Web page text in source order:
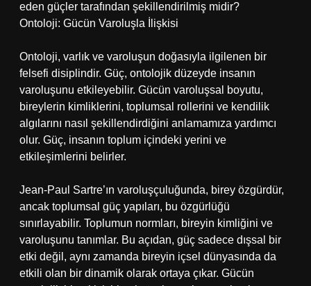
eden güçler tarafından şekillendirilmiş midir?
Ontoloji: Gücün Varoluşla İlişkisi
Ontoloji, varlık ve varoluşun doğasıyla ilgilenen bir
felsefi disiplindir. Güç, ontolojik düzeyde insanın
varoluşunu etkileyebilir. Gücün varoluşsal boyutu,
bireylerin kimliklerini, toplumsal rollerini ve kendilik
algılarını nasıl şekillendirdiğini anlamamıza yardımcı
olur. Güç, insanın toplum içindeki yerini ve
etkileşimlerini belirler.
Jean-Paul Sartre’ın varoluşçuluğunda, birey özgürdür,
ancak toplumsal güç yapıları, bu özgürlüğü
sınırlayabilir. Toplumun normları, bireyin kimliğini ve
varoluşunu tanımlar. Bu açıdan, güç sadece dışsal bir
etki değil, aynı zamanda bireyin içsel dünyasında da
etkili olan bir dinamik olarak ortaya çıkar. Gücün